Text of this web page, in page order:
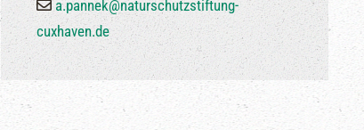
a.pannek@naturschutzstiftung-
cuxhaven.de